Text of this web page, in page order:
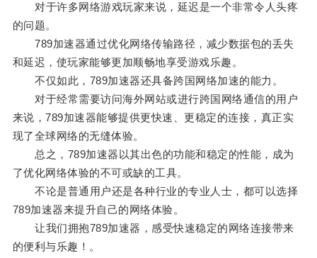
对于许多网络游戏玩家来说，延迟是一个非常令人头疼
的问题。
789加速器通过优化网络传输路径，减少数据包的丢失
和延迟，使玩家能够更加顺畅地享受游戏乐趣。
不仅如此，789加速器还具备跨国网络加速的能力。
对于经常需要访问海外网站或进行跨国网络通信的用户
来说，789加速器能够提供更快速、更稳定的连接，真正实
现了全球网络的无缝体验。
总之，789加速器以其出色的功能和稳定的性能，成为
了优化网络体验的不可或缺的工具。
不论是普通用户还是各种行业的专业人士，都可以选择
789加速器来提升自己的网络体验。
让我们拥抱789加速器，感受快速稳定的网络连接带来
的便利与乐趣！。